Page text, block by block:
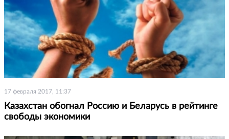
17 февраля 2017, 11:37
Казахстан обогнал Россию и Беларусь в рейтинге
свободы экономики